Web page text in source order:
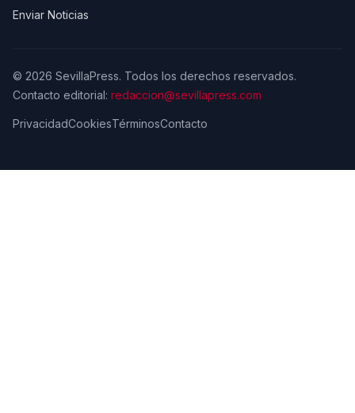
Enviar Noticias
© 2026 SevillaPress. Todos los derechos reservados.
Contacto editorial: redaccion@sevillapress.com
PrivacidadCookiesTérminosContacto